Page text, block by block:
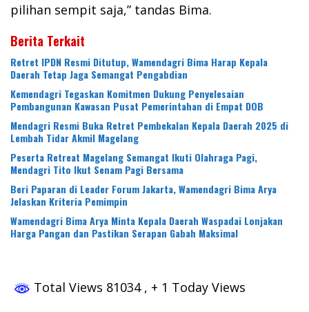
pilihan sempit saja,” tandas Bima.
Berita Terkait
Retret IPDN Resmi Ditutup, Wamendagri Bima Harap Kepala
Daerah Tetap Jaga Semangat Pengabdian
Kemendagri Tegaskan Komitmen Dukung Penyelesaian
Pembangunan Kawasan Pusat Pemerintahan di Empat DOB
Mendagri Resmi Buka Retret Pembekalan Kepala Daerah 2025 di
Lembah Tidar Akmil Magelang
Peserta Retreat Magelang Semangat Ikuti Olahraga Pagi,
Mendagri Tito Ikut Senam Pagi Bersama
Beri Paparan di Leader Forum Jakarta, Wamendagri Bima Arya
Jelaskan Kriteria Pemimpin
Wamendagri Bima Arya Minta Kepala Daerah Waspadai Lonjakan
Harga Pangan dan Pastikan Serapan Gabah Maksimal
Total Views 81034 , + 1 Today Views